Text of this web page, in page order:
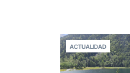
ACTUALIDAD